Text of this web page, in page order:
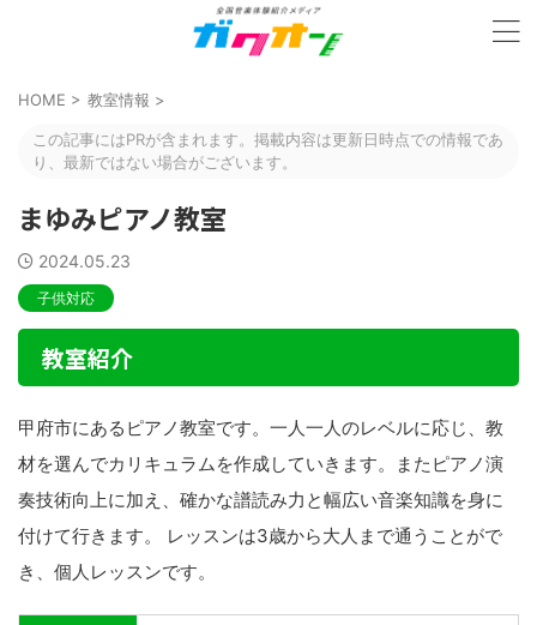
HOME > 教室情報 >
この記事にはPRが含まれます。掲載内容は更新日時点での情報であ
り、最新ではない場合がございます。
まゆみピアノ教室
2024.05.23
子供対応
教室紹介
甲府市にあるピアノ教室です。一人一人のレベルに応じ、教
材を選んでカリキュラムを作成していきます。またピアノ演
奏技術向上に加え、確かな譜読み力と幅広い音楽知識を身に
付けて行きます。 レッスンは3歳から大人まで通うことがで
き、個人レッスンです。